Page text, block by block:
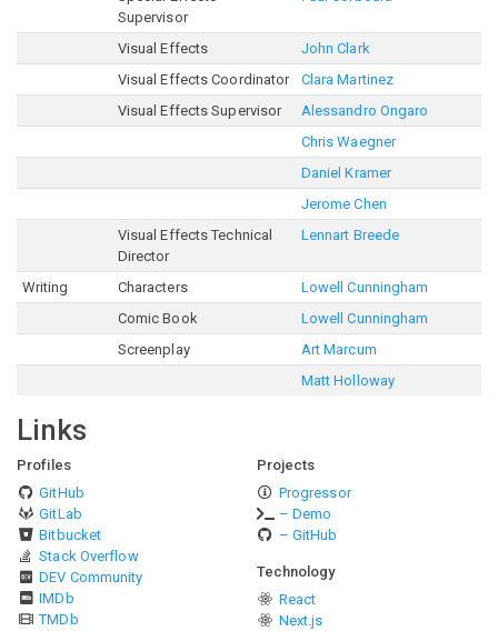
Supervisor
Visual Effects
John Clark
Visual Effects Coordinator
Clara Martinez
Visual Effects Supervisor
Alessandro Ongaro
Chris Waegner
Daniel Kramer
Jerome Chen
Visual Effects Technical
Director
Lennart Breede
Writing Characters
Lowell Cunningham
Comic Book
Lowell Cunningham
Screenplay
Art Marcum
Matt Holloway
Links
Profiles
GitHub
GitLab
Bitbucket
Stack Overflow
DEV Community
IMDb
TMDb
Projects
Progressor
– Demo
– GitHub
Technology
React
Next.js